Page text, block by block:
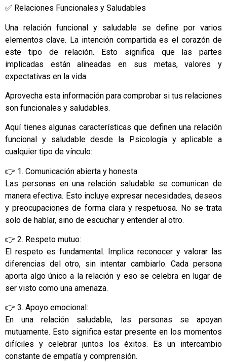
✅ Relaciones Funcionales y Saludables
Una relación funcional y saludable se define por varios
elementos clave. La intención compartida es el corazón de
este tipo de relación. Esto significa que las partes
implicadas están alineadas en sus metas, valores y
expectativas en la vida.
Aprovecha esta información para comprobar si tus relaciones
son funcionales y saludables.
Aquí tienes algunas características que definen una relación
funcional y saludable desde la Psicología y aplicable a
cualquier tipo de vínculo:
👉 1. Comunicación abierta y honesta:
Las personas en una relación saludable se comunican de
manera efectiva. Esto incluye expresar necesidades, deseos
y preocupaciones de forma clara y respetuosa. No se trata
solo de hablar, sino de escuchar y entender al otro.
👉 2. Respeto mutuo:
El respeto es fundamental. Implica reconocer y valorar las
diferencias del otro, sin intentar cambiarlo. Cada persona
aporta algo único a la relación y eso se celebra en lugar de
ser visto como una amenaza.
👉 3. Apoyo emocional:
En una relación saludable, las personas se apoyan
mutuamente. Esto significa estar presente en los momentos
difíciles y celebrar juntos los éxitos. Es un intercambio
constante de empatía y comprensión.